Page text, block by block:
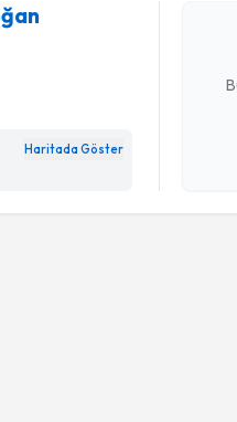
Haritada Göster